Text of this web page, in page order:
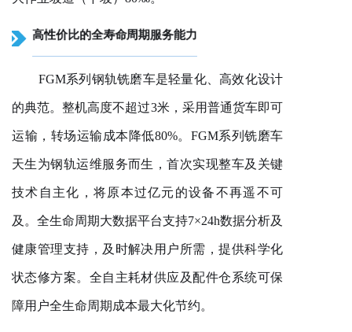
高性价比的全寿命周期服务能力
FGM系列钢轨铣磨车是轻量化、高效化设计
的典范。整机高度不超过3米，采用普通货车即可
运输，转场运输成本降低80%。 FGM系列铣磨车
天生为钢轨运维服务而生，首次实现整车及关键
技术自主化，将原本过亿元的设备不再遥不可
及。全生命周期大数据平台支持7×24h数据分析及
健康管理支持，及时解决用户所需，提供科学化
状态修方案。全自主耗材供应及配件仓系统可保
障用户全生命周期成本最大化节约。